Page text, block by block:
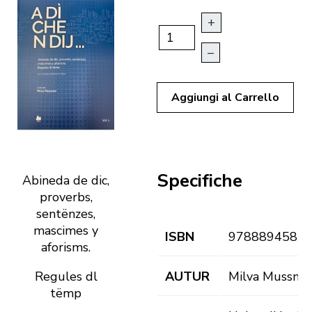
Abineda de dic,
proverbs,
sentënzes,
mascimes y
aforisms.
Regules dl
tëmp
+
–
Aggiungi al Carrello
Specifiche
ISBN
AUTUR Milva Mussner